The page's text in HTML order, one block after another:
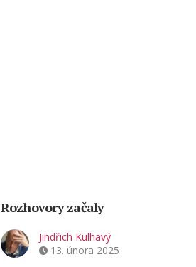
Rozhovory začaly
Jindřich Kulhavý
13. února 2025